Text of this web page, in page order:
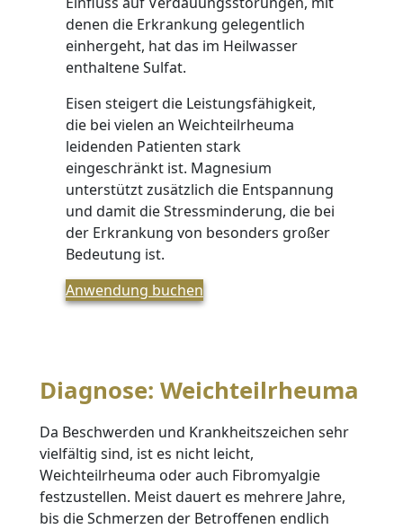
denen die Erkrankung gelegentlich
einhergeht, hat das im Heilwasser
enthaltene Sulfat.
Eisen steigert die Leistungsfähigkeit,
die bei vielen an Weichteilrheuma
leidenden Patienten stark
eingeschränkt ist. Magnesium
unterstützt zusätzlich die Entspannung
und damit die Stressminderung, die bei
der Erkrankung von besonders großer
Bedeutung ist.
Anwendung buchen
Diagnose: Weichteilrheuma
Da Beschwerden und Krankheitszeichen sehr
vielfältig sind, ist es nicht leicht,
Weichteilrheuma oder auch Fibromyalgie
festzustellen. Meist dauert es mehrere Jahre,
bis die Schmerzen der Betroffenen endlich